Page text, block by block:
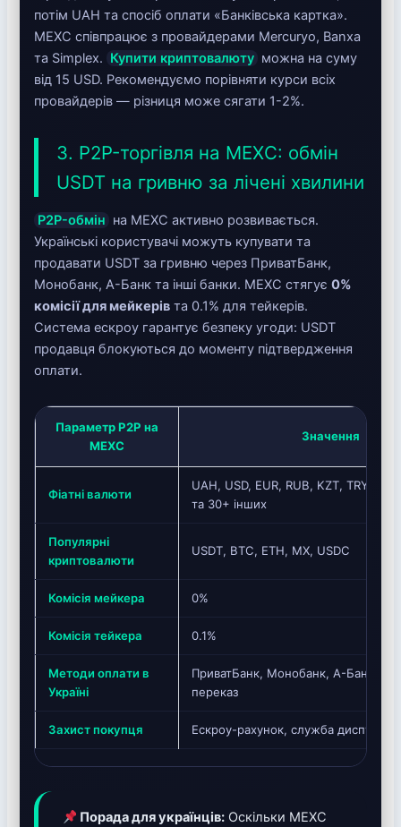
потім UAH та спосіб оплати «Банківська картка».
MEXC співпрацює з провайдерами Mercuryo, Banxa
та Simplex. Купити криптовалюту можна на суму
від 15 USD. Рекомендуємо порівняти курси всіх
провайдерів — різниця може сягати 1-2%.
3. P2P-торгівля на MEXC: обмін
USDT на гривню за лічені хвилини
P2P-обмін на MEXC активно розвивається.
Українські користувачі можуть купувати та
продавати USDT за гривню через ПриватБанк,
Монобанк, А-Банк та інші банки. MEXC стягує0%
комісії для мейкерів та 0.1% для тейкерів.
Система ескроу гарантує безпеку угоди: USDT
продавця блокуються до моменту підтвердження
оплати.
Параметр P2P на
MEXC
Значення
Фіатні валюти
UAH, USD, EUR, RUB, KZT, TRY,
та 30+ інших
Популярні
криптовалюти
USDT, BTC, ETH, MX, USDC
Комісія мейкера 0%
Комісія тейкера 0.1%
Методи оплати в
Україні
ПриватБанк, Монобанк, А-Банк,
переказ
Захист покупця Ескроу-рахунок, служба диспутів
Порада для українців: Оскільки MEXC